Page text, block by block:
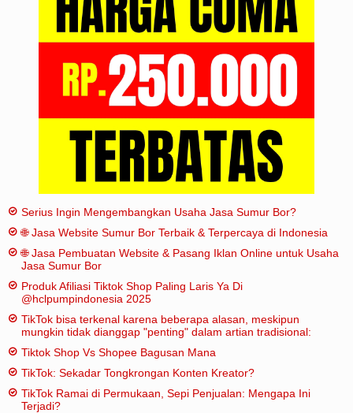
Serius Ingin Mengembangkan Usaha Jasa Sumur Bor?
🌐 Jasa Website Sumur Bor Terbaik & Terpercaya di Indonesia
🌐 Jasa Pembuatan Website & Pasang Iklan Online untuk Usaha
Jasa Sumur Bor
Produk Afiliasi Tiktok Shop Paling Laris Ya Di
@hclpumpindonesia 2025
TikTok bisa terkenal karena beberapa alasan, meskipun
mungkin tidak dianggap "penting" dalam artian tradisional:
Tiktok Shop Vs Shopee Bagusan Mana
TikTok: Sekadar Tongkrongan Konten Kreator?
TikTok Ramai di Permukaan, Sepi Penjualan: Mengapa Ini
Terjadi?
Sitemap